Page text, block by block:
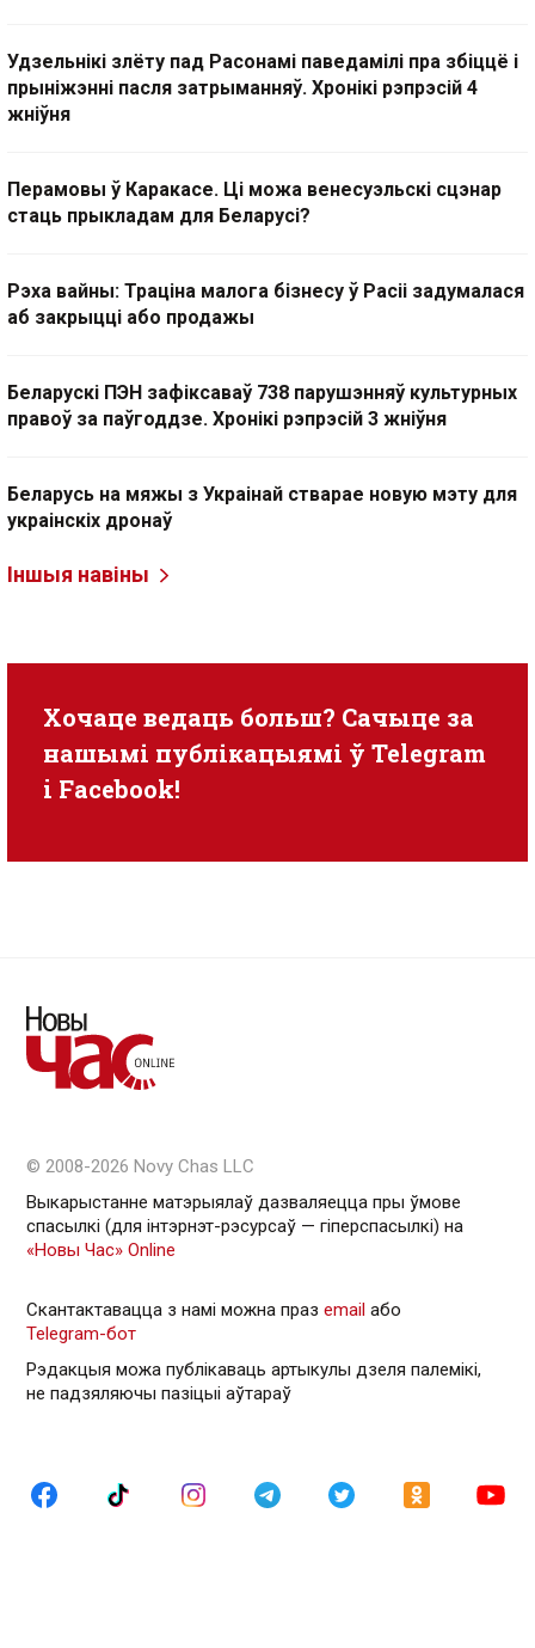
Удзельнікі злёту пад Расонамі паведамілі пра збіццё і
прыніжэнні пасля затрыманняў. Хронікі рэпрэсій 4
жніўня
Перамовы ў Каракасе. Ці можа венесуэльскі сцэнар
стаць прыкладам для Беларусі?
Рэха вайны: Траціна малога бізнесу ў Расіі задумалася
аб закрыцці або продажы
Беларускі ПЭН зафіксаваў 738 парушэнняў культурных
правоў за паўгоддзе. Хронікі рэпрэсій 3 жніўня
Беларусь на мяжы з Украінай стварае новую мэту для
украінскіх дронаў
Іншыя навіны
Хочаце ведаць больш? Сачыце за
нашымі публікацыямі ў Telegram
i Facebook!
© 2008-2026 Novy Chas LLC
Выкарыстанне матэрыялаў дазваляецца пры ўмове
спасылкі (для інтэрнэт-рэсурсаў — гiперспасылкi) на
«Новы Час» Online
Скантактавацца з намі можна праз email або
Telegram-бот
Рэдакцыя можа публікаваць артыкулы дзеля палемікі,
не падзяляючы пазіцыі аўтараў